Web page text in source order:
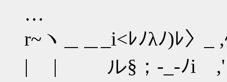
…
r~ヽ＿＿_i<ﾚﾉλﾉ)ﾚ〉
| | ル§；‐_‐ﾉiゝ